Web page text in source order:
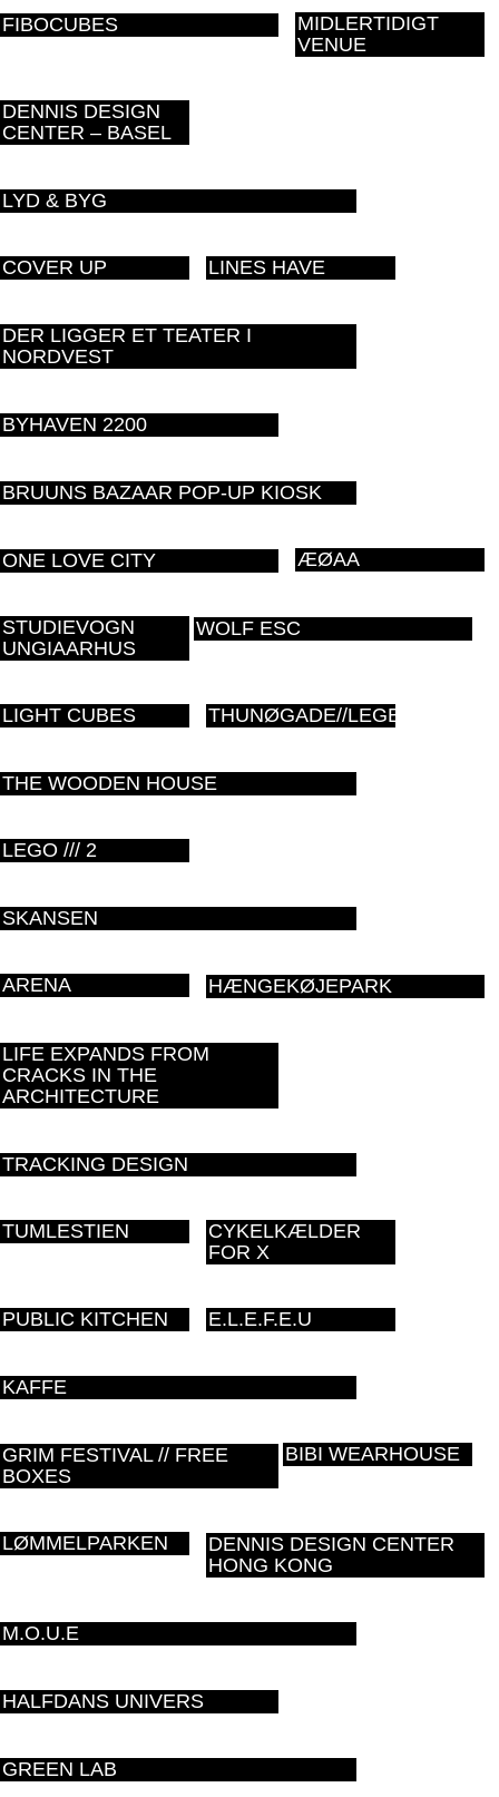
FIBOCUBES
MIDLERTIDIGT
VENUE
DENNIS DESIGN
CENTER – BASEL
LYD & BYG
COVER UP LINES HAVE
DER LIGGER ET TEATER I
NORDVEST
BYHAVEN 2200
BRUUNS BAZAAR POP-UP KIOSK
ONE LOVE CITY ÆØAA
STUDIEVOGN
UNGIAARHUS
WOLF ESC
LIGHT CUBES THUNØGADE//LEGEPLADS
THE WOODEN HOUSE
LEGO /// 2
SKANSEN
ARENA HÆNGEKØJEPARK
LIFE EXPANDS FROM
CRACKS IN THE
ARCHITECTURE
TRACKING DESIGN
TUMLESTIEN
CYKELKÆLDER
FOR X
PUBLIC KITCHEN E.L.E.F.E.U
KAFFE
GRIM FESTIVAL // FREE
BOXES
BIBI WEARHOUSE
LØMMELPARKEN
DENNIS DESIGN CENTER
HONG KONG
M.O.U.E
HALFDANS UNIVERS
GREEN LAB